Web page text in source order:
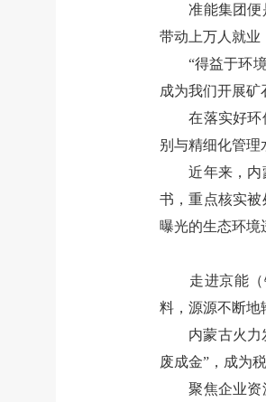
准能集团
带动上万人就业
“得益于环
成为我们开展矿
在落实好环
别与精细化管理
近年来，内
书，重点核实
曝光的生态环境
走进京能
料，源源不断地
内蒙古火
废成金” ，成为
聚焦企业资